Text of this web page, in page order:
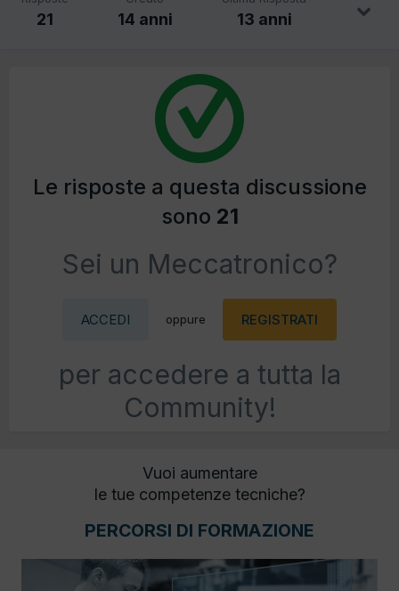
21 14 anni 13 anni
Le risposte a questa discussione
sono 21
Sei un Meccatronico?
ACCEDI oppure REGISTRATI
per accedere a tutta la
Community!
Vuoi aumentare
le tue competenze tecniche?
PERCORSI DI FORMAZIONE